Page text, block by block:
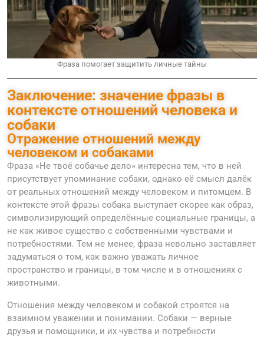
Фраза помогает защитить личные тайны
Заключение: значение фразы в
контексте отношений человека и
собаки
Отражение отношений между
человеком и собаками
Фраза «Не твоё собачье дело» интересна тем, что в ней
присутствует упоминание собаки, однако её смысл далёк
от реальных отношений между человеком и питомцем. В
контексте этой фразы собака выступает скорее как образ,
символизирующий определённые социальные границы, а
не как живое существо с собственными чувствами и
потребностями. Тем не менее, фраза невольно заставляет
задуматься о том, как важно уважать личное
пространство и границы, в том числе и в отношениях с
животными.
Отношения между человеком и собакой строятся на
взаимном уважении и понимании. Собаки — верные
друзья и помощники, и их чувства и потребности